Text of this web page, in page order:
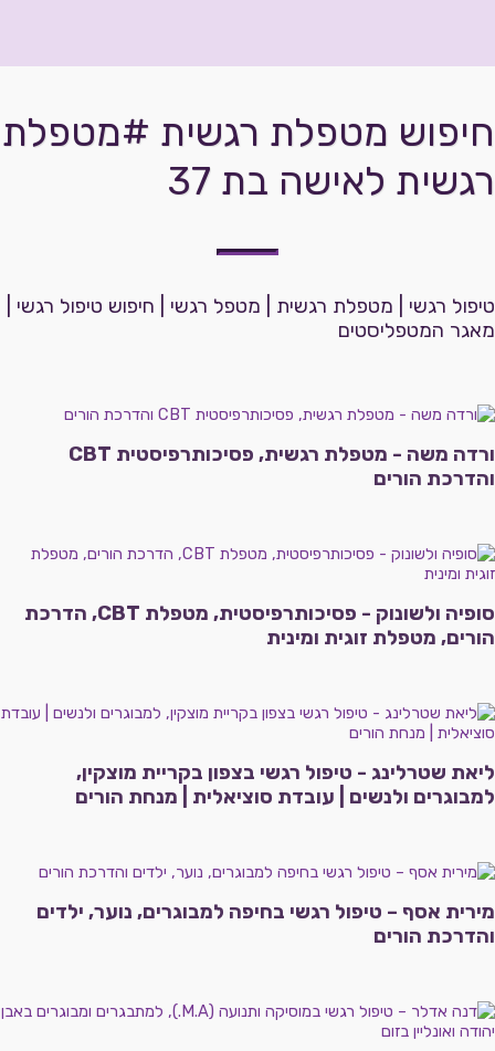
טיפול
חיפוש מטפלת רגשית #מטפלת
רגשית לאישה בת 37
מאגר המטפליסטים
ורדה משה - מטפלת רגשית, פסיכותרפיסטית CBT
והדרכת הורים
סופיה ולשונוק - פסיכותרפיסטית, מטפלת CBT, הדרכת
הורים, מטפלת זוגית ומינית
ליאת שטרלינג - טיפול רגשי בצפון בקריית מוצקין,
למבוגרים ולנשים | עובדת סוציאלית | מנחת הורים
מירית אסף – טיפול רגשי בחיפה למבוגרים, נוער, ילדים
והדרכת הורים